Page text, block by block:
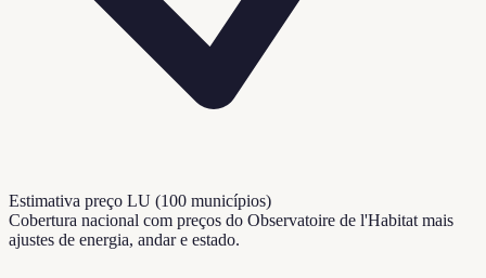
Estimativa preço LU (100 municípios)
Cobertura nacional com preços do Observatoire de l'Habitat mais
ajustes de energia, andar e estado.